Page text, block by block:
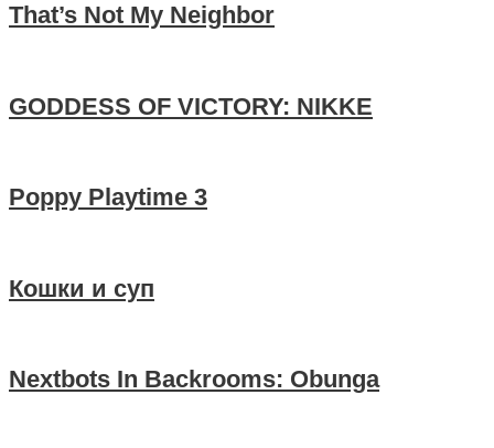
That’s Not My Neighbor
GODDESS OF VICTORY: NIKKE
Poppy Playtime 3
Кошки и суп
Nextbots In Backrooms: Obunga